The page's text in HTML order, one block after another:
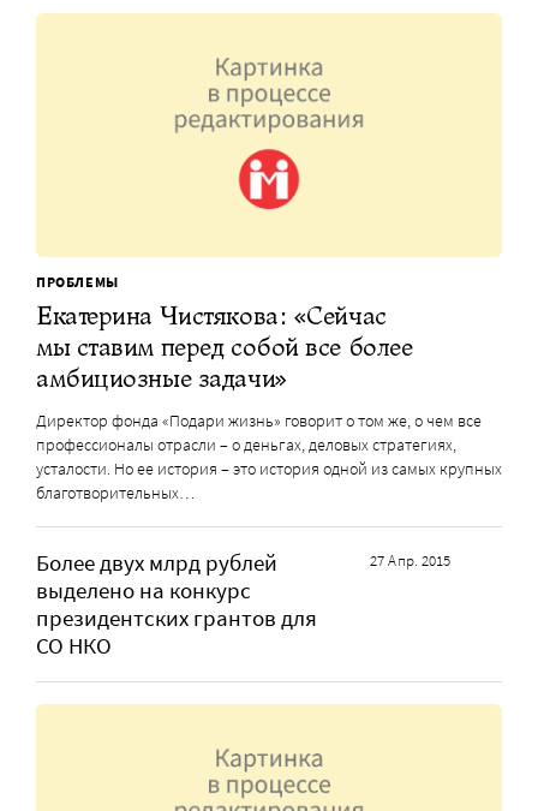
ПРОБЛЕМЫ
Екатерина Чистякова: «Сейчас
мы ставим перед собой все более
амбициозные задачи»
Директор фонда «Подари жизнь» говорит о том же, о чем все
профессионалы отрасли – о деньгах, деловых стратегиях,
усталости. Но ее история – это история одной из самых крупных
благотворительных…
Более двух млрд рублей
выделено на конкурс
президентских грантов для
СО НКО
27 Апр. 2015